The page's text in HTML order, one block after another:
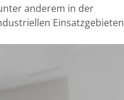
anderem in der